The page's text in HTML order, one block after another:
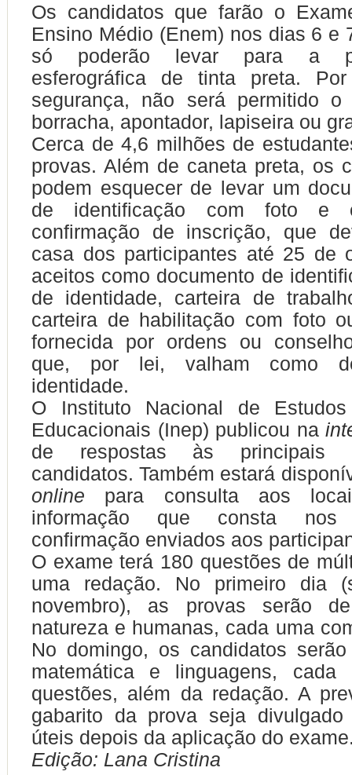
Os candidatos que farão o
Ensino Médio (Enem) nos dias 6 e
só poderão levar para a
esferográfica de tinta preta.
segurança, não será permitido
borracha, apontador, lapiseira ou
Cerca de 4,6 milhões de
provas. Além de caneta preta, os
podem esquecer de levar um
de identificação com foto e
confirmação de inscrição, que
casa dos participantes até 25 de
aceitos como documento de
de identidade, carteira de
carteira de habilitação com foto
fornecida por ordens ou
que, por lei, valham como
identidade.
O Instituto Nacional de
Educacionais (Inep) publicou na
de respostas às principais
candidatos. Também estará
online para consulta aos
informação que consta
confirmação enviados aos
O exame terá 180 questões de
uma redação. No primeiro dia
novembro), as provas serão
natureza e humanas, cada uma
No domingo, os candidatos
matemática e linguagens,
questões, além da redação. A
gabarito da prova seja
úteis depois da aplicação do
Edição: Lana Cristina